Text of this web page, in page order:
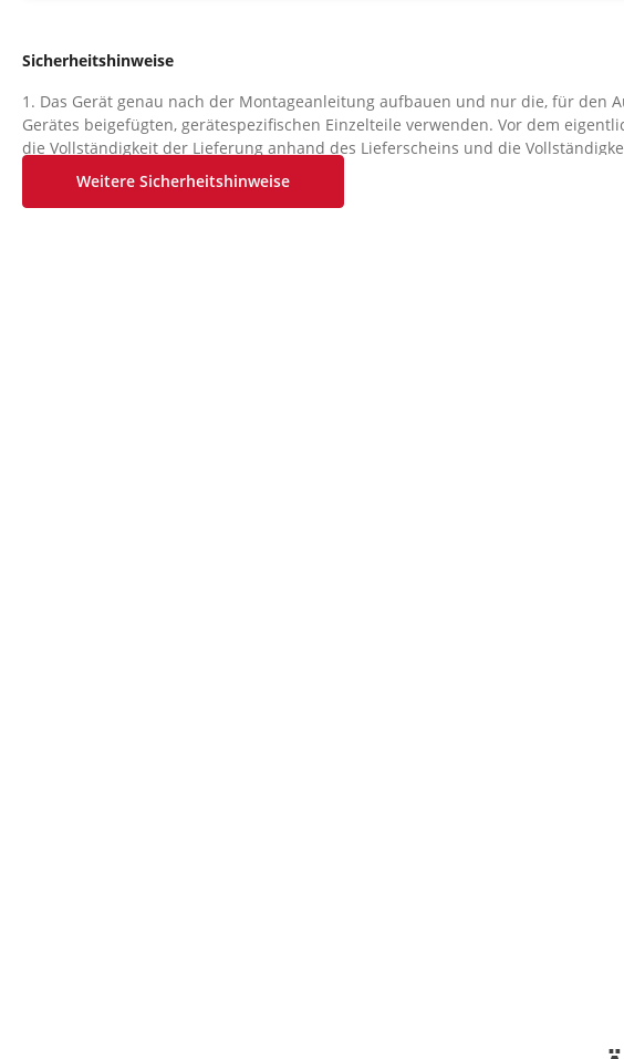
Sicherheitshinweise
1. Das Gerät genau nach der Montageanleitung aufbauen und nur die, für den
Gerätes beigefügten, gerätespezifischen Einzelteile verwenden. Vor dem
die Vollständigkeit der Lieferung anhand des Lieferscheins und die
Kartonverpackung anhand der Montageschritte der Montage- und
10. Sofern in der Anleitung nicht anders beschrieben, darf das Gerät nur immer
Weitere Sicherheitshinweise